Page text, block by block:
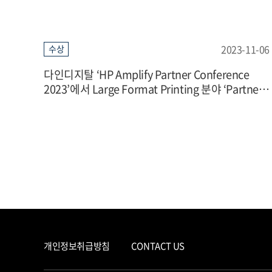
수상 2023-11-06
다인디지탈 ‘HP Amplify Partner Conference
2023’에서 Large Format Printing 분야 ‘Partner
개인정보취급방침 CONTACT US